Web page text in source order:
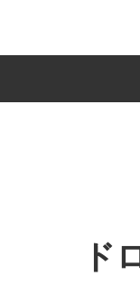
ムセット / 完成車
/ よくある質問・
ド